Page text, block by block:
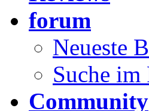
forum
Neueste
Suche im
Community